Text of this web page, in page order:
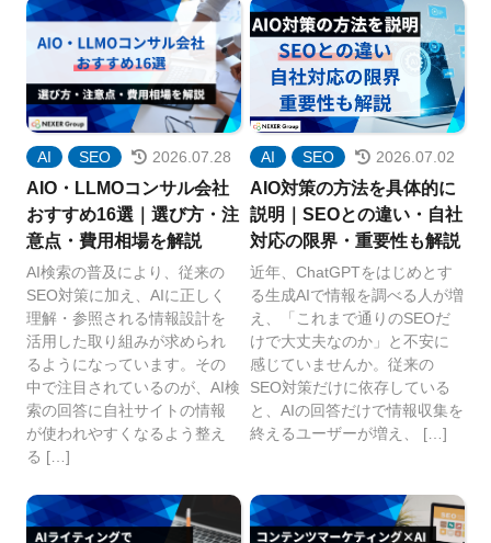
AI SEO 2026.07.28
AIO・LLMOコンサル会社
おすすめ16選｜選び方・注
意点・費用相場を解説
AI検索の普及により、従来の
SEO対策に加え、AIに正しく
理解・参照される情報設計を
活用した取り組みが求められ
るようになっています。その
中で注目されているのが、AI検
索の回答に自社サイトの情報
が使われやすくなるよう整え
る […]
AI SEO 2026.07.02
AIO対策の方法を具体的に
説明｜SEOとの違い・自社
対応の限界・重要性も解説
近年、ChatGPTをはじめとす
る生成AIで情報を調べる人が増
え、「これまで通りのSEOだ
けで大丈夫なのか」と不安に
感じていませんか。従来の
SEO対策だけに依存している
と、AIの回答だけで情報収集を
終えるユーザーが増え、 […]